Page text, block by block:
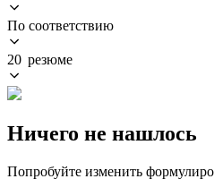
По соответствию
20 резюме
Ничего не нашлось
Попробуйте изменить